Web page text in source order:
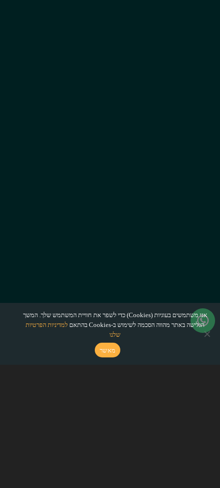
אנו משתמשים בעוגיות (Cookies) כדי לשפר את חוויית המשתמש שלך. המשך
הגלישה באתר מהווה הסכמה לשימוש ב-Cookies בהתאם
למדיניות הפרטיות
שלנו
מאשר